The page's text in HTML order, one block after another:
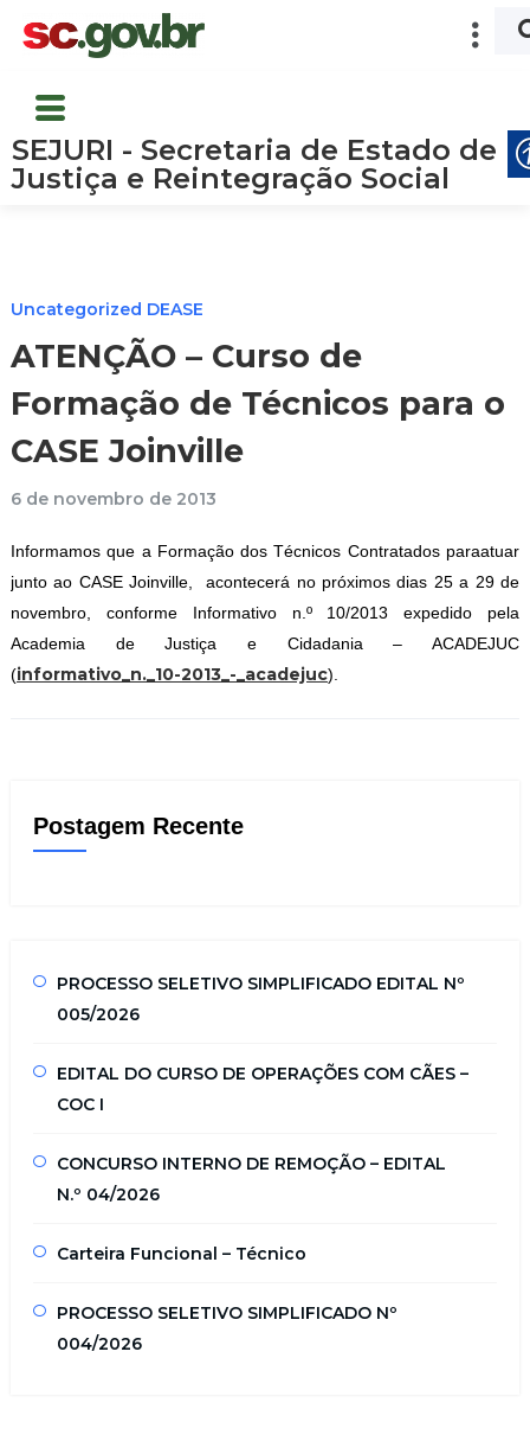
SEJURI - Secretaria de Estado de
Justiça e Reintegração Social
Uncategorized DEASE
ATENÇÃO – Curso de
Formação de Técnicos para o
CASE Joinville
6 de novembro de 2013
Informamos que a Formação dos Técnicos Contratados paraatuar
junto ao CASE Joinville, acontecerá no próximos dias 25 a 29 de
novembro, conforme Informativo n.º 10/2013 expedido pela
Academia de Justiça e Cidadania – ACADEJUC
(informativo_n._10-2013_-_acadejuc).
Postagem Recente
PROCESSO SELETIVO SIMPLIFICADO EDITAL Nº
005/2026
EDITAL DO CURSO DE OPERAÇÕES COM CÃES –
COC I
CONCURSO INTERNO DE REMOÇÃO – EDITAL
N.º 04/2026
Carteira Funcional – Técnico
PROCESSO SELETIVO SIMPLIFICADO Nº
004/2026